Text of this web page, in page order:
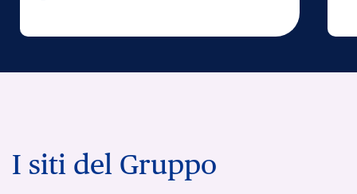
I siti del Gruppo